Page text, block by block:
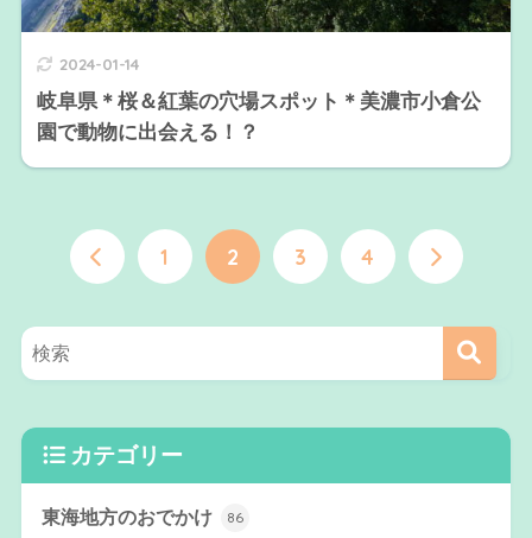
2024-01-14
岐阜県＊桜＆紅葉の穴場スポット＊美濃市小倉公
園で動物に出会える！？
1 2 3 4
カテゴリー
東海地方のおでかけ 86